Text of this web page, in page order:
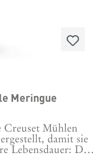
Meringue
Creuset Mühlen
damit sie
Lebensdauer: Die